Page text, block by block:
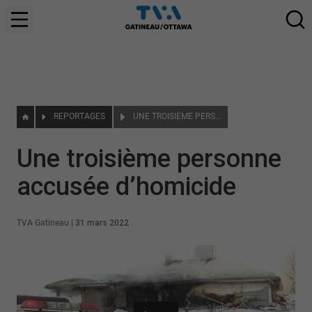
REPORTAGES UNE TROISIÈME PERSONNE ACCUSÉE D’HOMICIDE
Une troisième personne
accusée d’homicide
TVA Gatineau 31 mars 2022